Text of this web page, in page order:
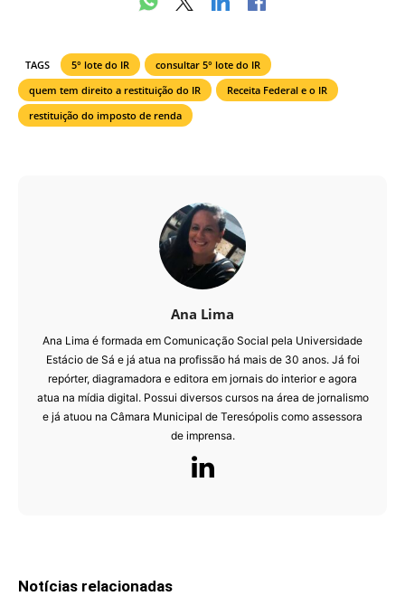
TAGS 5° lote do IR
consultar 5° lote do IR
quem tem direito a restituição do IR
Receita Federal e o IR
restituição do imposto de renda
Ana Lima
Ana Lima é formada em Comunicação Social pela Universidade
Estácio de Sá e já atua na profissão há mais de 30 anos. Já foi
repórter, diagramadora e editora em jornais do interior e agora
atua na mídia digital. Possui diversos cursos na área de jornalismo
e já atuou na Câmara Municipal de Teresópolis como assessora
de imprensa.
Notícias relacionadas